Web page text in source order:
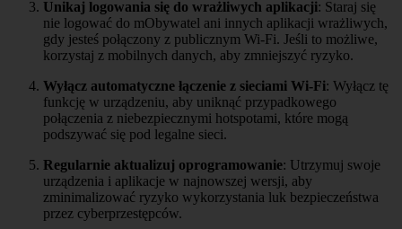
Unikaj logowania się do wrażliwych aplikacji: Staraj się
nie logować do mObywatel ani innych aplikacji wrażliwych,
gdy jesteś połączony z publicznym Wi-Fi. Jeśli to możliwe,
korzystaj z mobilnych danych, aby zmniejszyć ryzyko.
Wyłącz automatyczne łączenie z sieciami Wi-Fi: Wyłącz tę
funkcję w urządzeniu, aby uniknąć przypadkowego
połączenia z niebezpiecznymi hotspotami, które mogą
podszywać się pod legalne sieci.
Regularnie aktualizuj oprogramowanie: Utrzymuj swoje
urządzenia i aplikacje w najnowszej wersji, aby
zminimalizować ryzyko wykorzystania luk bezpieczeństwa
przez cyberprzestępców.